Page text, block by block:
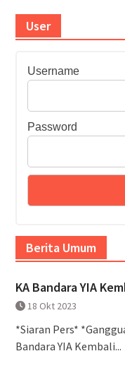
User
Username
Password
Berita Umum
KA Bandara YIA
18 Okt 2023
*Siaran Pers*
Bandara YIA Kembali...